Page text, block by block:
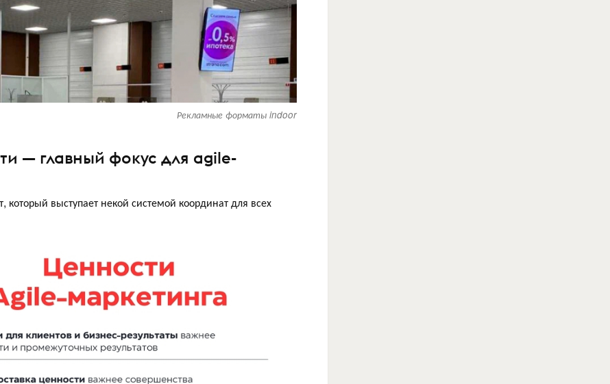
Рекламные форматы indoor
— главный фокус для agile-
выступает некой системой координат для всех